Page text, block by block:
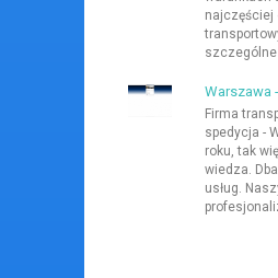
najczęściej
szczególne
Warszawa
Firma
spedycja -
roku, tak
wiedza.
usług.